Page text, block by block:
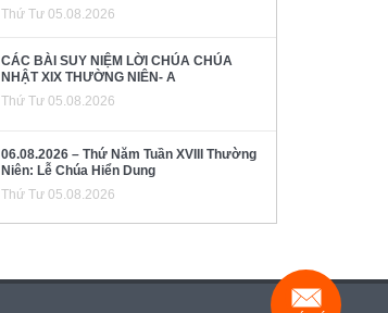
Thứ Tư 05.08.2026
CÁC BÀI SUY NIỆM LỜI CHÚA CHÚA
NHẬT XIX THƯỜNG NIÊN- A
Thứ Tư 05.08.2026
06.08.2026 – Thứ Năm Tuần XVIII Thường
Niên: Lễ Chúa Hiển Dung
Thứ Tư 05.08.2026